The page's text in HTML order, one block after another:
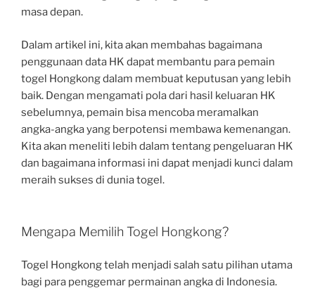
masa depan.
Dalam artikel ini, kita akan membahas bagaimana
penggunaan data HK dapat membantu para pemain
togel Hongkong dalam membuat keputusan yang lebih
baik. Dengan mengamati pola dari hasil keluaran HK
sebelumnya, pemain bisa mencoba meramalkan
angka-angka yang berpotensi membawa kemenangan.
Kita akan meneliti lebih dalam tentang pengeluaran HK
dan bagaimana informasi ini dapat menjadi kunci dalam
meraih sukses di dunia togel.
Mengapa Memilih Togel Hongkong?
Togel Hongkong telah menjadi salah satu pilihan utama
bagi para penggemar permainan angka di Indonesia.